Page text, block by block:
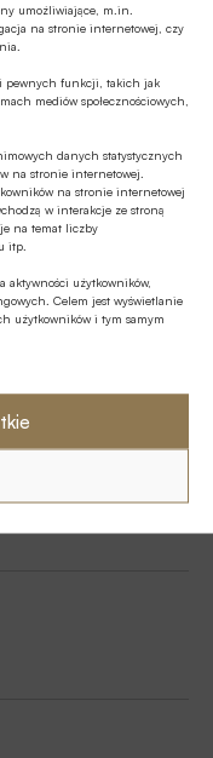
umożliwiające, m.in.
na stronie internetowej, czy
pewnych funkcji, takich jak
mediów społecznościowych,
danych statystycznych
na stronie internetowej.
na stronie internetowej
w interakcje ze stroną
na temat liczby
itp.
aktywności użytkowników,
Celem jest wyświetlanie
użytkowników i tym samym
Governance
Klimat